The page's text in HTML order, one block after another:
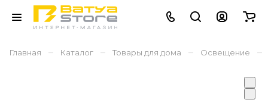
Главная – Каталог – Товары для дома – Освещение –